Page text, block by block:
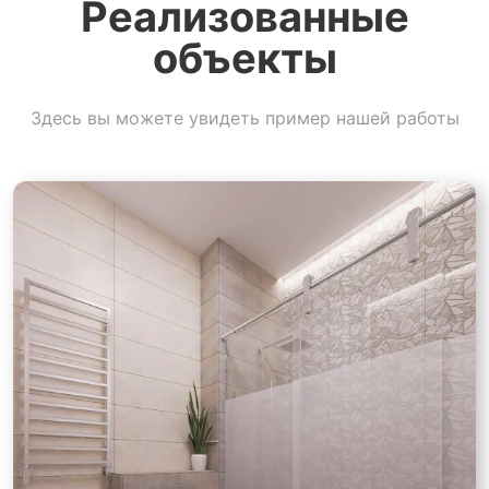
Реализованные
объекты
Здесь вы можете увидеть пример нашей работы